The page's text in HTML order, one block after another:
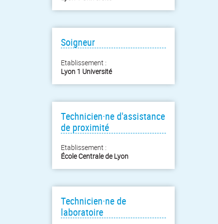
Soigneur
Etablissement :
Lyon 1 Université
Technicien·ne d'assistance
de proximité
Etablissement :
École Centrale de Lyon
Technicien·ne de
laboratoire